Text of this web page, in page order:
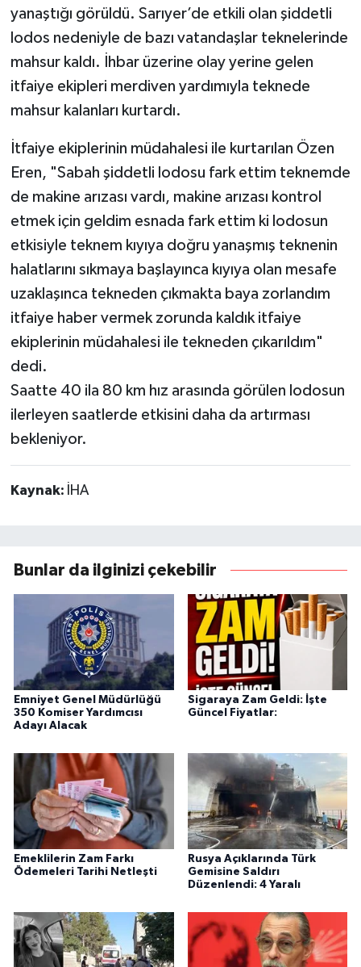
yanaştığı görüldü. Sarıyer’de etkili olan şiddetli
lodos nedeniyle de bazı vatandaşlar teknelerinde
mahsur kaldı. İhbar üzerine olay yerine gelen
itfaiye ekipleri merdiven yardımıyla teknede
mahsur kalanları kurtardı.
İtfaiye ekiplerinin müdahalesi ile kurtarılan Özen
Eren, "Sabah şiddetli lodosu fark ettim teknemde
de makine arızası vardı, makine arızası kontrol
etmek için geldim esnada fark ettim ki lodosun
etkisiyle teknem kıyıya doğru yanaşmış teknenin
halatlarını sıkmaya başlayınca kıyıya olan mesafe
uzaklaşınca tekneden çıkmakta baya zorlandım
itfaiye haber vermek zorunda kaldık itfaiye
ekiplerinin müdahalesi ile tekneden çıkarıldım"
dedi.
Saatte 40 ila 80 km hız arasında görülen lodosun
ilerleyen saatlerde etkisini daha da artırması
bekleniyor.
Kaynak: İHA
Bunlar da ilginizi çekebilir
Emniyet Genel Müdürlüğü
350 Komiser Yardımcısı
Adayı Alacak
Sigaraya Zam Geldi: İşte
Güncel Fiyatlar:
Emeklilerin Zam Farkı
Ödemeleri Tarihi Netleşti
Rusya Açıklarında Türk
Gemisine Saldırı
Düzenlendi: 4 Yaralı